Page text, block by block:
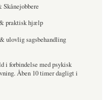
praktisk hjælp
ulovlig sagsbehandling
i forbindelse med psykisk
Åben 10 timer dagligt i